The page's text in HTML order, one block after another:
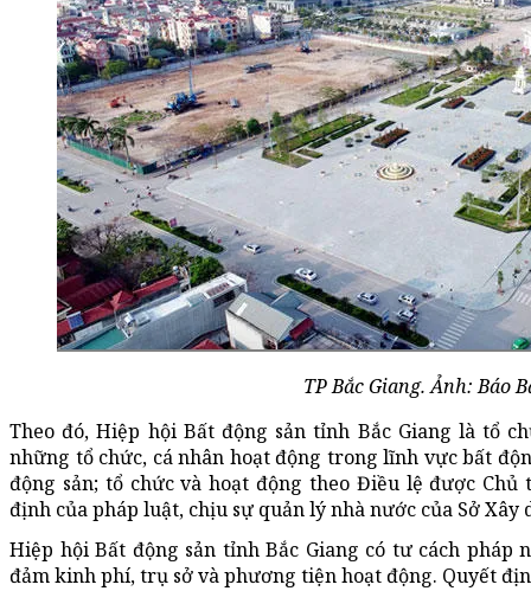
TP Bắc Giang. Ảnh: Báo
Theo đó, Hiệp hội Bất động sản tỉnh Bắc Giang là tổ
những tổ chức, cá nhân hoạt động trong lĩnh vực bất
động sản; tổ chức và hoạt động theo Điều lệ được
định của pháp luật, chịu sự quản lý nhà nước của Sở Xây
Hiệp hội Bất động sản tỉnh Bắc Giang có tư cách pháp
đảm kinh phí, trụ sở và phương tiện hoạt động. Quyết